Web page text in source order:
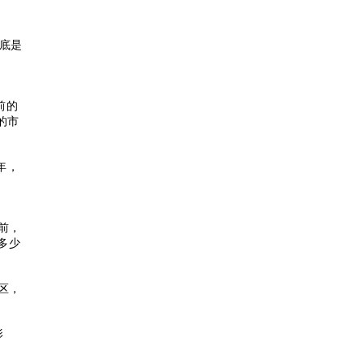
是
的
市
，
，
少
，